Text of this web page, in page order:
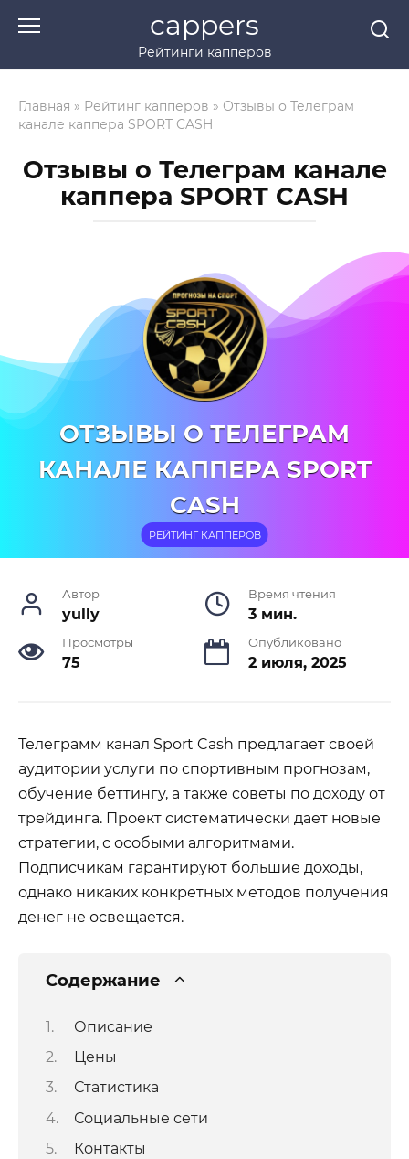
cappers
Рейтинги капперов
Главная » Рейтинг капперов » Отзывы о Телеграм
канале каппера SPORT CASH
Отзывы о Телеграм канале
каппера SPORT CASH
ОТЗЫВЫ О ТЕЛЕГРАМ
КАНАЛЕ КАППЕРА SPORT
CASH
РЕЙТИНГ КАППЕРОВ
Автор
yully
Время чтения
3 мин.
Просмотры
75
Опубликовано
2 июля, 2025
Телеграмм канал Sport Cash предлагает своей
аудитории услуги по спортивным прогнозам,
обучение беттингу, а также советы по доходу от
трейдинга. Проект систематически дает новые
стратегии, с особыми алгоритмами.
Подписчикам гарантируют большие доходы,
однако никаких конкретных методов получения
денег не освещается.
Содержание
Описание
Цены
Статистика
Социальные сети
Контакты